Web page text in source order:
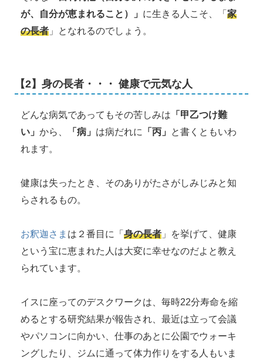
が、自分が恵まれること）」 に生きる人こそ、「 家
の長者 」となれるのでしょう。
【2】身の長者・・・ 健康で元気な人
どんな病気であってもその苦しみは 「甲乙つけ難
い」 から、 「病」 は病だれに 「丙」
と書くともいわ
れます。
健康は失ったとき、そのありがたさがしみじみと知
らされるもの。
お釈迦さま は２番目に「 身の長者 」を挙げて、健康
という宝に恵まれた人は大変に幸せなのだよと教え
られています。
イスに座ってのデスクワークは、毎時22分寿命を縮
めるとする研究結果が報告され、最近は立って会議
やパソコンに向かい、仕事のあとに公園でウォーキ
ングしたり、ジムに通って体力作りをする人もいま